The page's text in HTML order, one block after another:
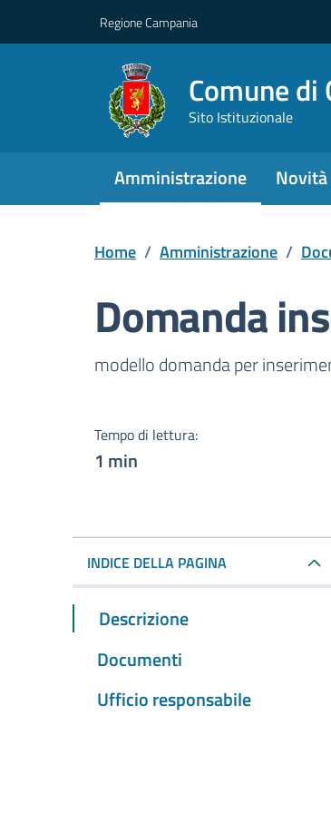
Regione Campania
Comune di
Sito Istituzionale
Amministrazione Novità
Home / Amministrazione /
Domanda
Dettagli del
modello domanda per
Tempo di lettura:
1 min
INDICE DELLA PAGINA
Descrizione
Documenti
Ufficio responsabile